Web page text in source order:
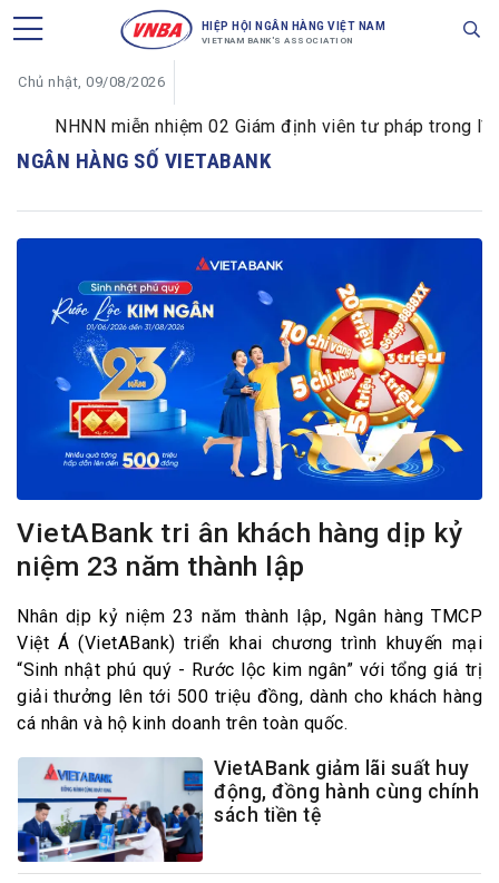
HIỆP HỘI NGÂN HÀNG VIỆT NAM
VIETNAM BANK'S ASSOCIATION
Chủ nhật, 09/08/2026
NHNN miễn nhiệm 02 Giám định viên tư pháp trong lĩnh
NGÂN HÀNG SỐ VIETABANK
VietABank tri ân khách hàng dịp kỷ
niệm 23 năm thành lập
Nhân dịp kỷ niệm 23 năm thành lập, Ngân hàng TMCP
Việt Á (VietABank) triển khai chương trình khuyến mại
“Sinh nhật phú quý - Rước lộc kim ngân” với tổng giá trị
giải thưởng lên tới 500 triệu đồng, dành cho khách hàng
cá nhân và hộ kinh doanh trên toàn quốc.
VietABank giảm lãi suất huy
động, đồng hành cùng chính
sách tiền tệ